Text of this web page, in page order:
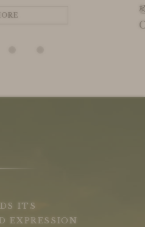
ITS
EXPRESSION